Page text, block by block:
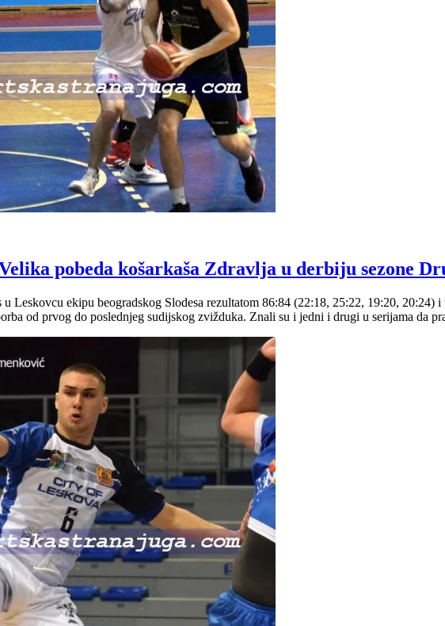
pobeda košarkaša Zdravlja u derbiju sezone
Leskovcu ekipu beogradskog Slodesa rezultatom 86:84 (22:18, 25:22, 19:20,
od prvog do poslednjeg sudijskog zvižduka. Znali su i jedni i drugi u serijama da